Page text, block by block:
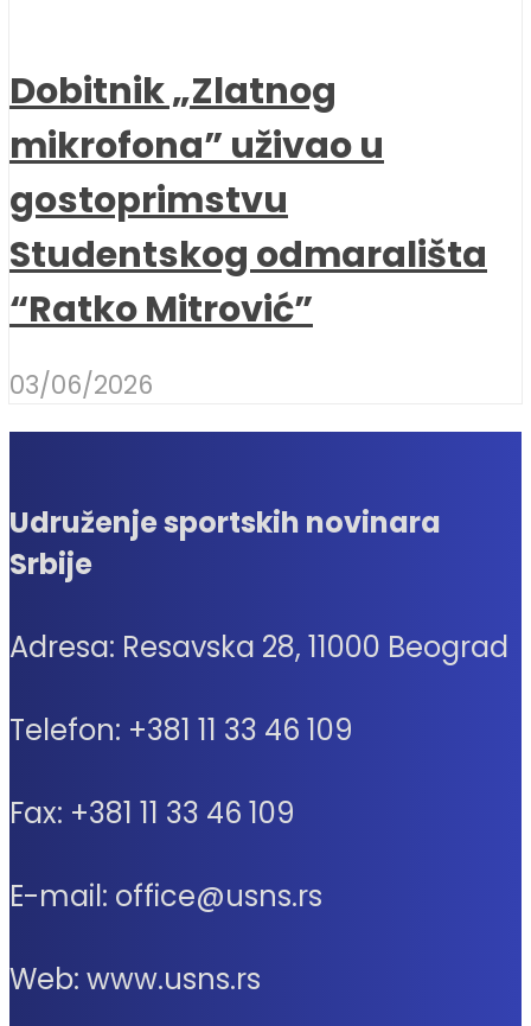
Dobitnik „Zlatnog
mikrofona” uživao u
gostoprimstvu
Studentskog odmarališta
“Ratko Mitrović”
03/06/2026
Udruženje sportskih novinara
Srbije
Adresa: Resavska 28, 11000 Beograd
Telefon: +381 11 33 46 109
Fax: +381 11 33 46 109
E-mail: office@usns.rs
Web: www.usns.rs